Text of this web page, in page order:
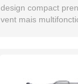
Domicile Pour Un
design compact
vent mais